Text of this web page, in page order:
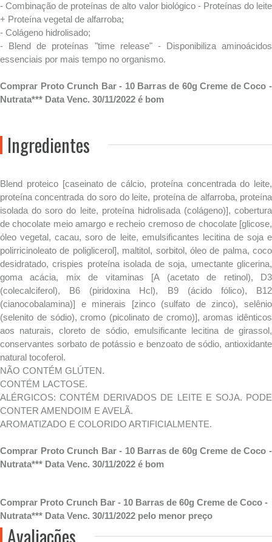
- Combinação de proteínas de alto valor biológico - Proteínas do leite
+ Proteína vegetal de alfarroba;
- Colágeno hidrolisado;
- Blend de proteínas "time release" - Disponibiliza aminoácidos
essenciais por mais tempo no organismo.
Comprar Proto Crunch Bar - 10 Barras de 60g Creme de Coco -
Nutrata*** Data Venc. 30/11/2022 é bom
Ingredientes
Blend proteico [caseinato de cálcio, proteína concentrada do leite,
proteína concentrada do soro do leite, proteína de alfarroba, proteína
isolada do soro do leite, proteína hidrolisada (colágeno)], cobertura
de chocolate meio amargo e recheio cremoso de chocolate [glicose,
óleo vegetal, cacau, soro de leite, emulsificantes lecitina de soja e
polirricinoleato de poliglicerol], maltitol, sorbitol, óleo de palma, coco
desidratado, crispies proteína isolada de soja, umectante glicerina,
goma acácia, mix de vitaminas [A (acetato de retinol), D3
(colecalciferol), B6 (piridoxina Hcl), B9 (ácido fólico), B12
(cianocobalamina)] e minerais [zinco (sulfato de zinco), selênio
(selenito de sódio), cromo (picolinato de cromo)], aromas idênticos
aos naturais, cloreto de sódio, emulsificante lecitina de girassol,
conservantes sorbato de potássio e benzoato de sódio, antioxidante
natural tocoferol.
NÃO CONTÉM GLÚTEN.
CONTÉM LACTOSE.
ALÉRGICOS: CONTÉM DERIVADOS DE LEITE E SOJA. PODE
CONTER AMENDOIM E AVELÃ.
AROMATIZADO E COLORIDO ARTIFICIALMENTE.
Comprar Proto Crunch Bar - 10 Barras de 60g Creme de Coco -
Nutrata*** Data Venc. 30/11/2022 é bom
Comprar Proto Crunch Bar - 10 Barras de 60g Creme de Coco -
Nutrata*** Data Venc. 30/11/2022 pelo menor preço
Avaliações